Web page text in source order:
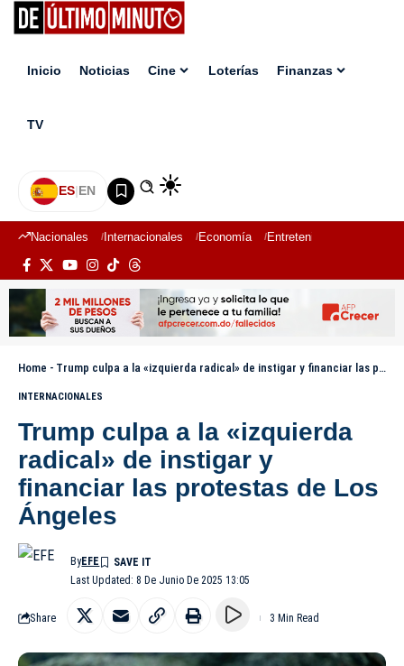
Inicio Noticias Cine Loterías Finanzas
TV
ES|EN
Nacionales Internacionales Economía Entretenimiento
Home - Trump culpa a la «izquierda radical» de instigar y financiar las protestas de Los Ángeles
INTERNACIONALES
Trump culpa a la «izquierda
radical» de instigar y
financiar las protestas de Los
Ángeles
Last Updated: 8 De Junio De 2025 13:05
ByEFE
Share 3 Min Read